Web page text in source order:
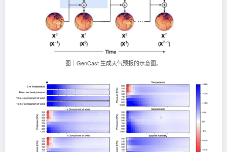
图｜GenCast 生成天气预报的示意图。